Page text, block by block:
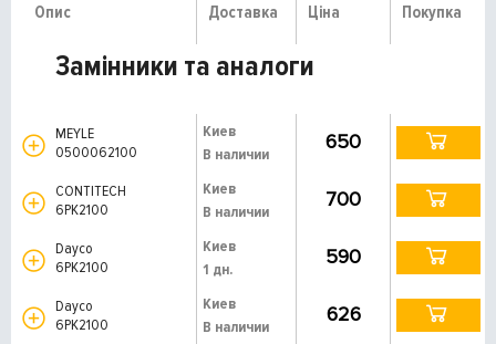
Опис Доставка Ціна Покупка
Замінники та аналоги
MEYLE
0500062100
Киев
В наличии
650
CONTITECH
6PK2100
Киев
В наличии
700
Dayco
6PK2100
Киев
1 дн.
590
Dayco
6PK2100
Киев
В наличии
626